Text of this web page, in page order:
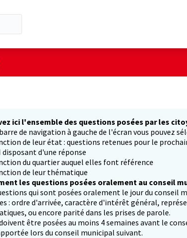
utilisateur
ici l'ensemble des questions posées par les
de navigation à gauche de l'écran vous pouvez
de leur état : questions retenues pour le
disposant d'une réponse
du quartier auquel elles font référence
de leur thématique
les questions posées oralement au conseil
qui sont posées oralement le jour du conseil
: ordre d'arrivée, caractère d'intérêt général,
ou encore parité dans les prises de parole.
être posées au moins 4 semaines avant le
lors du conseil municipal suivant.